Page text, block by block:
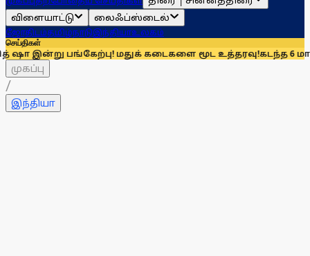
விளையாட்டு
லைஃப்ஸ்டைல்
ஜோதிடம்தமிழ்நாடுஇந்தியாஉலகம்
செய்திகள்
பங்கேற்பு! மதுக் கடைகளை மூட உத்தரவு!கடந்த 6 மாதங்களில்
முகப்பு
/
இந்தியா